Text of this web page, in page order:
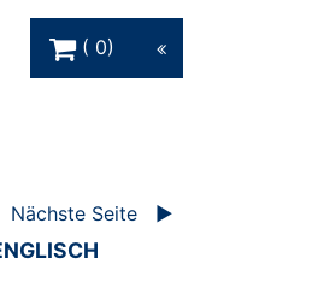
0
Nächste Seite